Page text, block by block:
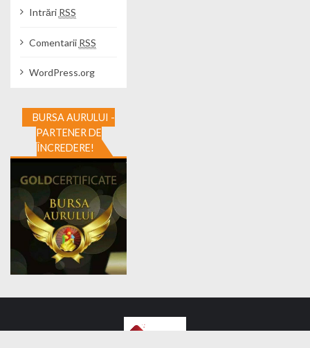
Intrări RSS
Comentarii RSS
WordPress.org
BURSA AURULUI -
PARTENER DE
ÎNCREDERE!